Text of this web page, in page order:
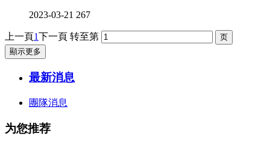
2023-03-21 267
上一頁1下一頁 转至第
顯示更多
最新消息
團隊消息
为您推荐